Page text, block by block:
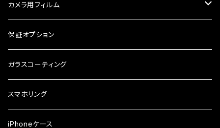
ガラスフィルム
ケース
ケース
AQUOS
ガラスフィルム
arrows
ガラスフィルム
シンプルスマホ
ガラスフィルム
らくらくスマホ
ガラスフィルム
OPPO
カメラ用フィルム
iPhone
iPhone17e
iPhone17ProMax
Android
保証オプション
ガラスコーティング
スマホリング
iPhoneケース